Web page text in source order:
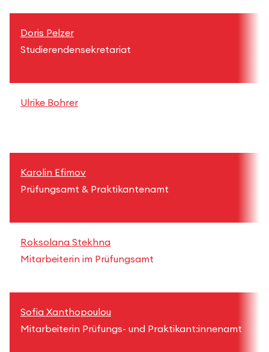
Doris Pelzer
Studierendensekretariat
Ulrike Bohrer
Karolin Efimov
Prüfungsamt & Praktikantenamt
Roksolana Stekhna
Mitarbeiterin im Prüfungsamt
Sofia Xanthopoulou
Mitarbeiterin Prüfungs- und Praktikant:innenamt